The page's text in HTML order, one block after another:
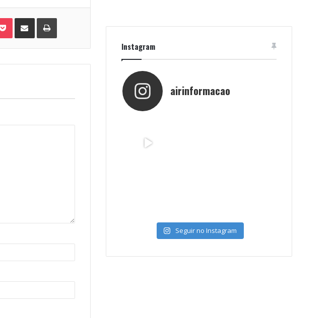
Pocket Share via Email Print
Instagram
airinformacao
Seguir no Instagram